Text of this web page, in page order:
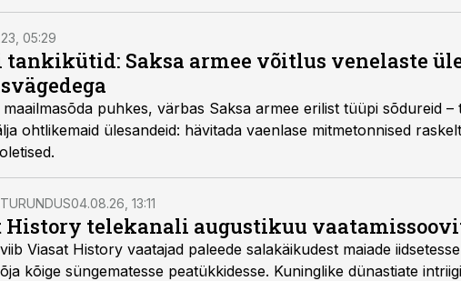
mehi.
05:29
Saksa armee võitlus venelaste
maailmasõda puhkes, värbas Saksa armee erilist tüüpi sõdureid
ohtlikemaid ülesandeid: hävitada vaenlase mitmetonnised
04.08.26, 13:11
History telekanali augustikuu
Viasat History vaatajad paleede salakäikudest maiade
kõige süngematesse peatükkidesse. Kuninglike dünastiate